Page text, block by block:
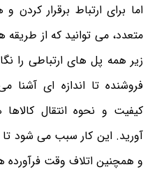
اما برای ارتباط برقرار
متعدد، می توانید که از
زیر همه پل های ارتباطی را
فروشنده تا اندازه‌ ای آشنا
کیفیت و نحوه انتقال
آورید. این کار سبب می شود تا
و همچنین اتلاف وقت فرآورده